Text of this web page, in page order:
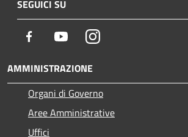
SEGUICI SU
Facebook YoutubeInstagram
AMMINISTRAZIONE
Organi di Governo
Aree Amministrative
Uffici